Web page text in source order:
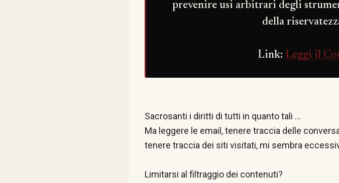
prevenire usi arbitrari degli
della
Link: Leggi il
Sacrosanti i diritti di tutti in quanto tali ...
Ma leggere le email, tenere traccia delle
tenere traccia dei siti visitati, mi sembra
Limitarsi al filtraggio dei contenuti?